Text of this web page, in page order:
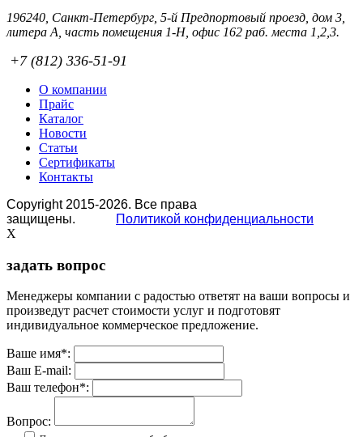
196240, Санкт-Петербург, 5-й Предпортовый проезд, дом 3,
литера А, часть помещения 1-Н, офис 162 раб. места 1,2,3.
+7 (812) 336-51-91
О компании
Прайс
Каталог
Новости
Статьи
Сертификаты
Контакты
Copyright 2015-2026. Все права
защищены.
Политикой конфиденциальности
X
задать вопрос
Менеджеры компании с радостью ответят на ваши вопросы и
произведут расчет стоимости услуг и подготовят
индивидуальное коммерческое предложение.
Ваше имя*:
Ваш E-mail:
Ваш телефон*:
Вопрос: